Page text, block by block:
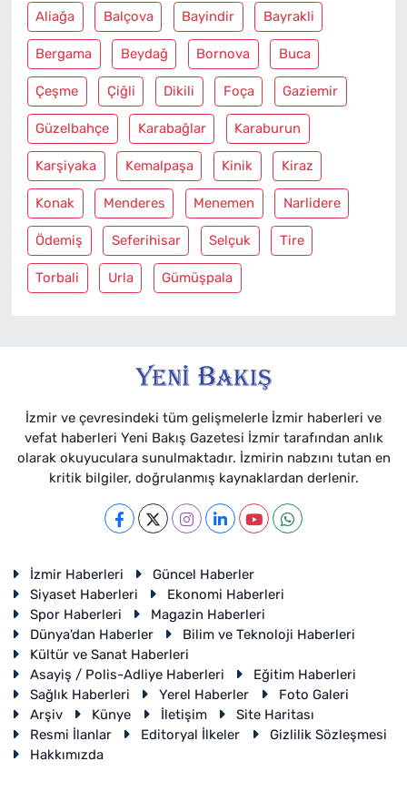
Aliağa Balçova Bayindir Bayrakli
Bergama Beydağ Bornova Buca
Çeşme Çiğli Dikili Foça Gaziemir
Güzelbahçe Karabağlar Karaburun
Karşiyaka Kemalpaşa Kinik Kiraz
Konak Menderes Menemen Narlidere
Ödemiş Seferihisar Selçuk Tire
Torbali Urla Gümüşpala
İzmir ve çevresindeki tüm gelişmelerle İzmir haberleri ve
vefat haberleri Yeni Bakış Gazetesi İzmir tarafından anlık
olarak okuyuculara sunulmaktadır. İzmirin nabzını tutan en
kritik bilgiler, doğrulanmış kaynaklardan derlenir.
İzmir Haberleri
Güncel Haberler
Siyaset Haberleri
Ekonomi Haberleri
Spor Haberleri
Magazin Haberleri
Dünya'dan Haberler
Bilim ve Teknoloji Haberleri
Kültür ve Sanat Haberleri
Asayiş / Polis-Adliye Haberleri
Eğitim Haberleri
Sağlık Haberleri
Yerel Haberler
Foto Galeri
Arşiv
Künye İletişim
Site Haritası
Resmi İlanlar
Editoryal İlkeler
Gizlilik Sözleşmesi
Hakkımızda